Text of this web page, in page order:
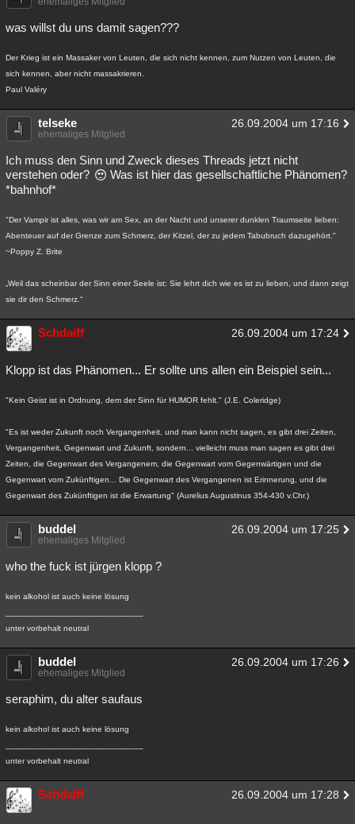
was willst du uns damit sagen???
Der Krieg ist ein Massaker von Leuten, die sich nicht kennen, zum Nutzen von Leuten, die
sich kennen, aber nicht massakrieren.
Paul Valéry
telseke 26.09.2004 um 17:16
ehemaliges Mitglied
Ich muss den Sinn und Zweck dieses Threads jetzt nicht
verstehen oder?
Was ist hier das gesellschaftliche Phänomen?
*bahnhof*
"Der Vampir ist alles, was wir am Sex, an der Nacht und unserer dunklen Traumseite lieben:
Abenteuer auf der Grenze zum Schmerz, der Kitzel, der zu jedem Tabubruch dazugehört."
~Poppy Z. Brite
„Weil das scheinbar der Sinn einer Seele ist: Sie lehrt dich wie es ist zu lieben, und dann zeigt
sie dir den Schmerz.“
Schdaiff 26.09.2004 um 17:24
Klopp ist das Phänomen... Er sollte uns allen ein Beispiel sein...
"Kein Geist ist in Ordnung, dem der Sinn für HUMOR fehlt." (J.E. Coleridge)
"Es ist weder Zukunft noch Vergangenheit, und man kann nicht sagen, es gibt drei Zeiten,
Vergangenheit, Gegenwart und Zukunft, sondern... vielleicht muss man sagen es gibt drei
Zeiten, die Gegenwart des Vergangenem, die Gegenwart vom Gegenwärtigen und die
Gegenwart vom Zukünftigen... Die Gegenwart des Vergangenen ist Erinnerung, und die
Gegenwart des Zukünftigen ist die Erwartung" (Aurelius Augustinus 354-430 v.Chr.)
buddel 26.09.2004 um 17:25
ehemaliges Mitglied
who the fuck ist jürgen klopp ?
kein alkohol ist auch keine lösung
unter vorbehalt neutral
buddel 26.09.2004 um 17:26
ehemaliges Mitglied
seraphim, du alter saufaus
kein alkohol ist auch keine lösung
unter vorbehalt neutral
Schdaiff 26.09.2004 um 17:28